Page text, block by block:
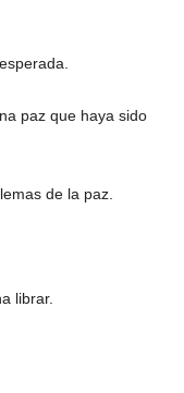
paz que haya sido
de la paz.
librar.